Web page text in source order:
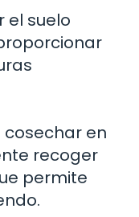
el suelo
cosechar en
recoger
permite